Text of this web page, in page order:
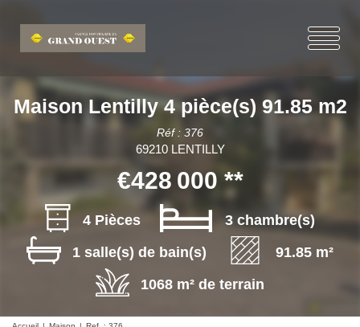
Maison Lentilly 4 pièce(s) 91.85 m2
Réf : 376
69210 LENTILLY
€428 000 **
4 Pièces
3 chambre(s)
1 salle(s) de bain(s)
91.85 m²
1068 m² de terrain